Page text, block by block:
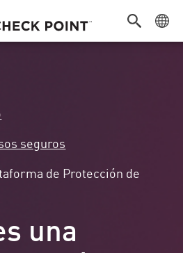
seguros
de Protección de
una